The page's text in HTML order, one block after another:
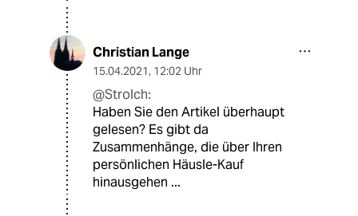
Christian Lange
15.04.2021, 12:02 Uhr
@Strolch:
Haben Sie den Artikel überhaupt
gelesen? Es gibt da
Zusammenhänge, die über Ihren
persönlichen Häusle-Kauf
hinausgehen ...